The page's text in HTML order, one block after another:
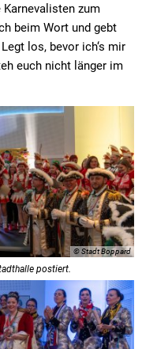
zum
beim Wort und gebt
los, bevor ich‘s mir
euch nicht länger im
© Stadt Boppard
postiert.